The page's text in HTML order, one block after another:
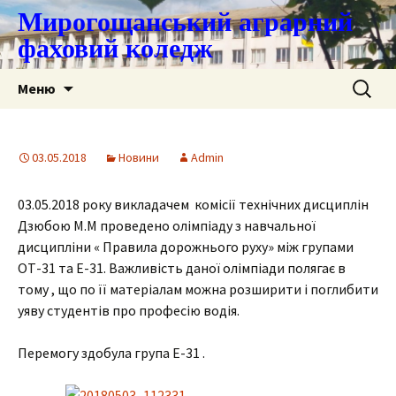
Мирогощанський аграрний
фаховий коледж
Меню Пошук:
03.05.2018 Новини Admin
03.05.2018 року викладачем комісії технічних дисциплін
Дзюбою М.М проведено олімпіаду з навчальної
дисципліни « Правила дорожнього руху» між групами
ОТ-31 та Е-31. Важливість даної олімпіади полягає в
тому , що по її матеріалам можна розширити і поглибити
уяву студентів про професію водія.
Перемогу здобула група Е-31 .